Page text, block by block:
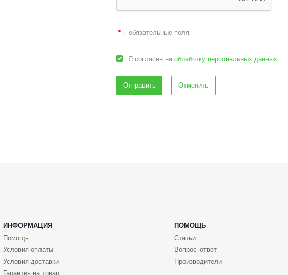
*– обязательные поля
Я согласен на обработку персональных данных
Отменить
ИНФОРМАЦИЯ
ПОМОЩЬ
Помощь
Условия оплаты
Условия доставки
Гарантия на товар
Статьи
Вопрос-ответ
Производители